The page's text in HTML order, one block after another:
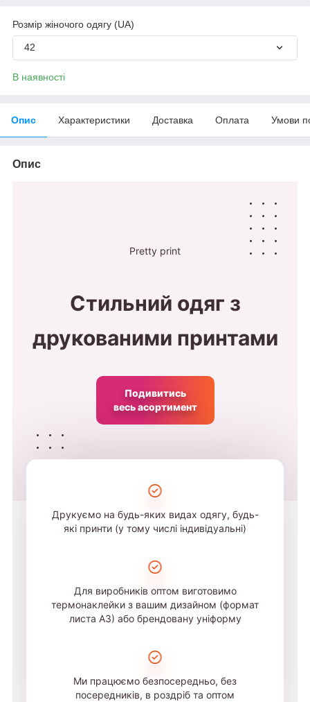
Розмір жіночого одягу (UA)
42
В наявності
Опис Характеристики Доставка Оплата Умови
Опис
Pretty print
Стильний одяг з
друкованими принтами
Подивитись
весь асортимент
Друкуємо на будь-яких видах одягу, будь-
які принти (у тому числі індивідуальні)
Для виробників оптом виготовимо
термонаклейки з вашим дизайном (формат
листа А3) або брендовану уніформу
Ми працюємо безпосередньо, без
посередників, в роздріб та оптом